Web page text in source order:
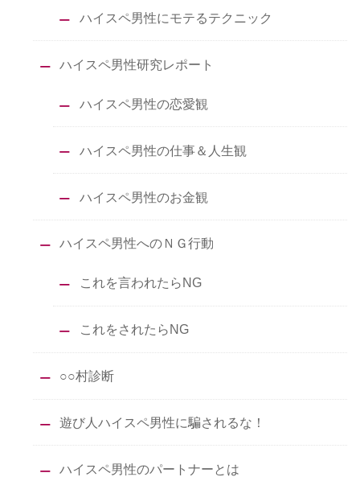
ハイスペ男性にモテるテクニック
ハイスペ男性研究レポート
ハイスペ男性の恋愛観
ハイスペ男性の仕事＆人生観
ハイスペ男性のお金観
ハイスペ男性へのＮＧ行動
これを言われたらNG
これをされたらNG
○○村診断
遊び人ハイスペ男性に騙されるな！
ハイスペ男性のパートナーとは